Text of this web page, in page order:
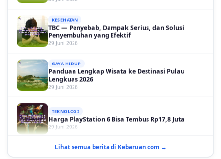
KESEHATAN
Penyembuhan yang Efektif
29 Juni 2026
GAYA HIDUP
Lengkuas 2026
29 Juni 2026
29 Juni 2026
10 Adegan Film Terikat Janji yang Sangat Tak
Terduga
Lihat semua berita di Kebaruan.com →